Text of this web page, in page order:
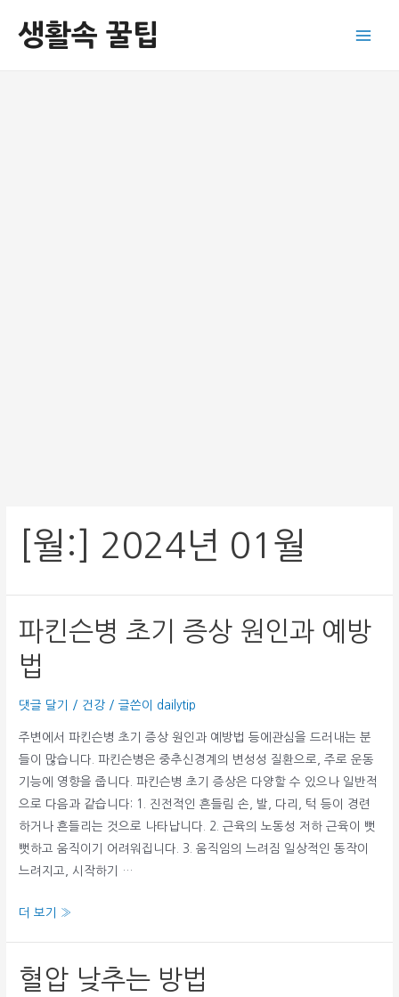
생활속 꿀팁
[월:] 2024년 01월
파킨슨병 초기 증상 원인과 예방
법
댓글 달기 / 건강 / 글쓴이 dailytip
주변에서 파킨슨병 초기 증상 원인과 예방법 등에관심을 드러내는 분
들이 많습니다. 파킨슨병은 중추신경계의 변성성 질환으로, 주로 운동
기능에 영향을 줍니다. 파킨슨병 초기 증상은 다양할 수 있으나 일반적
으로 다음과 같습니다: 1. 진전적인 흔들림 손, 발, 다리, 턱 등이 경련
하거나 흔들리는 것으로 나타납니다. 2. 근육의 노동성 저하 근육이 뻣
뻣하고 움직이기 어려워집니다. 3. 움직임의 느려짐 일상적인 동작이
느려지고, 시작하기 …
파
병
더 보기 »
혈압 낮추는 방법